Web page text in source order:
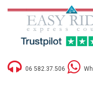
06 582.37.506